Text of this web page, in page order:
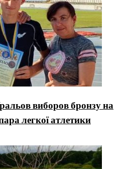
виборов бронзу на
легкої атлетики